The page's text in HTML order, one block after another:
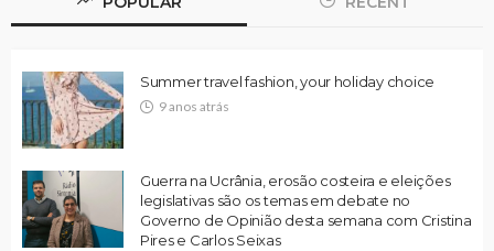
Summer travel fashion, your holiday choice
9 anos atrás
Guerra na Ucrânia, erosão costeira e eleições
legislativas são os temas em debate no
Governo de Opinião desta semana com Cristina
Pires e Carlos Seixas